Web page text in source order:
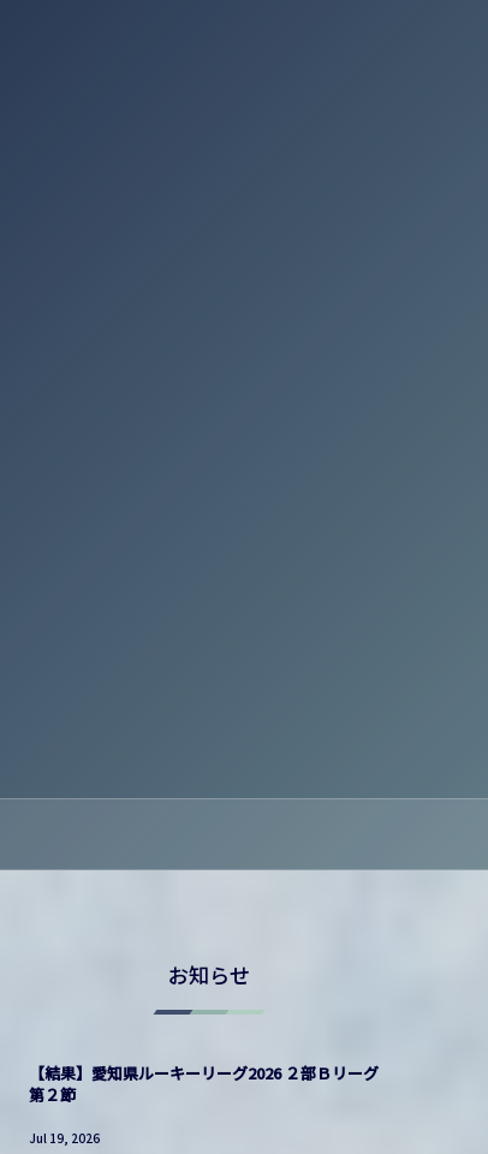
お知らせ
【結果】愛知県ルーキーリーグ2026 ２部Ｂリーグ
第２節
Jul 19, 2026